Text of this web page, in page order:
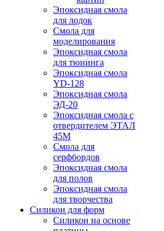
Эпоксидная смола
для лодок
Смола для
моделирования
Эпоксидная смола
для тюнинга
Эпоксидная смола
YD-128
Эпоксидная смола
ЭД-20
Эпоксидная смола с
отвердителем ЭТАЛ
45М
Смола для
серфбордов
Эпоксидная смола
для полов
Эпоксидная смола
для творчества
Силикон для форм
Силикон на основе